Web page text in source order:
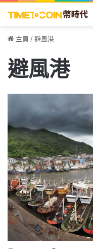
主頁 /避風港
避風港